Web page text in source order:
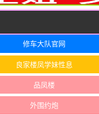
修车大队官网
良家楼凤学妹性息
品凤楼
外围约炮